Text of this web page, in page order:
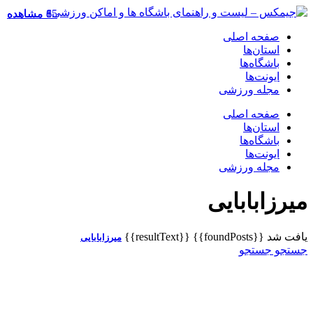
صفحه اصلی
استان‌ها
باشگاه‌ها
ایونت‌ها
مجله ورزشی
صفحه اصلی
استان‌ها
باشگاه‌ها
ایونت‌ها
مجله ورزشی
میرزابابایی
یافت شد {{foundPosts}}
{{resultText}} میرزابابایی
جستجو جستجو
8 مشاهده
15 مشاهده
6 مشاهده